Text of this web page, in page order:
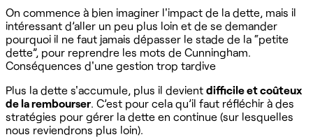
On commence à bien imaginer l'impact de la dette, mais il
intéressant d’aller un peu plus loin et de se demander
pourquoi il ne faut jamais dépasser le stade de la “petite
dette”, pour reprendre les mots de Cunningham.
Conséquences d'une gestion trop tardive
Plus la dette s'accumule, plus il devient difficile et coûteux
de la rembourser. C’est pour cela qu’il faut réfléchir à des
stratégies pour gérer la dette en continue (sur lesquelles
nous reviendrons plus loin).